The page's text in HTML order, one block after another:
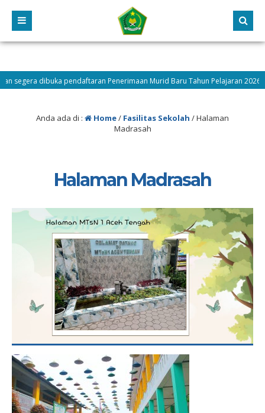
dibuka pendaftaran Penerimaan Murid Baru Tahun Pelajaran 2026/2027
Anda ada di : Home/ Fasilitas Sekolah /Halaman
Madrasah
Halaman Madrasah